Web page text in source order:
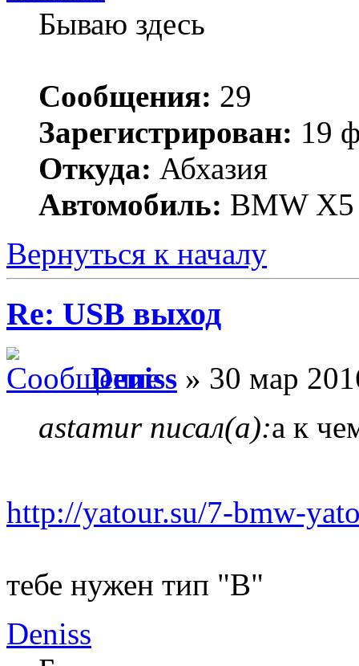
Бываю здесь
Сообщения: 29
Зарегистрирован: 19
Откуда: Абхазия
Автомобиль: BMW
Вернуться к началу
Re: USB выход
Deniss » 30 мар
astamur писал(а):а к
http://yatour.su/7-bmw-
тебе нужен тип "В"
Deniss